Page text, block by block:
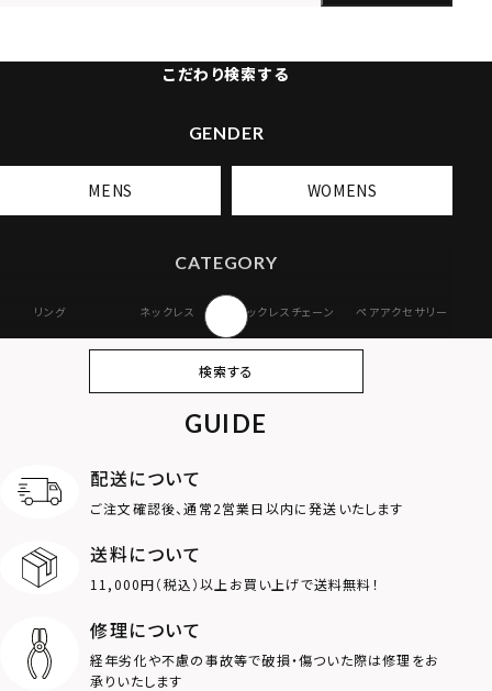
こだわり検索する
GENDER
MENS WOMENS
CATEGORY
リング ネックレス ネックレスチェーン ペアアクセサリー
オンラインストア
ギフトボックス
MOTIF
ダブルリング
ロゴ
検索する
GUIDE
配送について
ご注文確認後、通常2営業日以内に発送いたします
送料について
11,000円（税込）以上お買い上げで送料無料！
修理について
経年劣化や不慮の事故等で破損・傷ついた際は修理をお
承りいたします